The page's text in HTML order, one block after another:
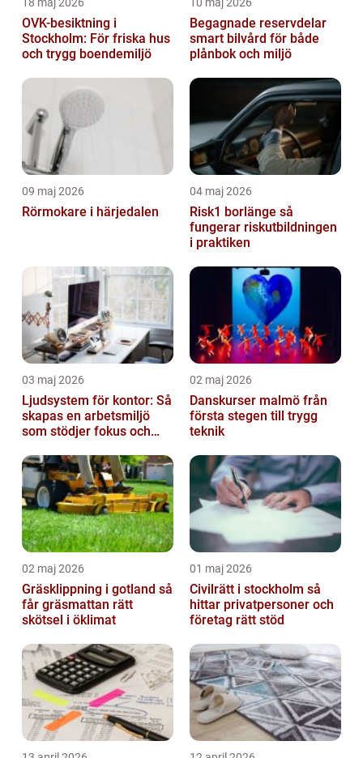
OVK-besiktning i
Stockholm: För friska hus
och trygg boendemiljö
Begagnade reservdelar
smart bilvård för både
plånbok och miljö
09 maj 2026
Rörmokare i härjedalen
04 maj 2026
Risk1 borlänge så
fungerar riskutbildningen
i praktiken
03 maj 2026
Ljudsystem för kontor: Så
skapas en arbetsmiljö
som stödjer fokus och
02 maj 2026
Danskurser malmö från
första stegen till trygg
teknik
02 maj 2026
Gräsklippning i gotland så
får gräsmattan rätt
skötsel i öklimat
01 maj 2026
Civilrätt i stockholm så
hittar privatpersoner och
företag rätt stöd